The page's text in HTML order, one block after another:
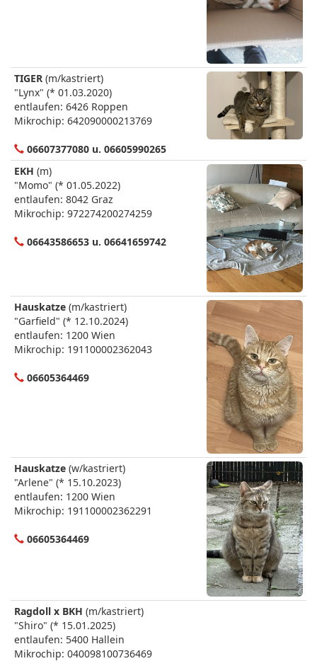
TIGER (m/kastriert)
"Lynx" (* 01.03.2020)
entlaufen: 6426 Roppen
Mikrochip: 642090000213769
06607377080 u. 06605990265
EKH (m)
"Momo" (* 01.05.2022)
entlaufen: 8042 Graz
Mikrochip: 972274200274259
06643586653 u. 06641659742
Hauskatze (m/kastriert)
"Garfield" (* 12.10.2024)
entlaufen: 1200 Wien
Mikrochip: 191100002362043
06605364469
Hauskatze (w/kastriert)
"Arlene" (* 15.10.2023)
entlaufen: 1200 Wien
Mikrochip: 191100002362291
06605364469
Ragdoll x BKH (m/kastriert)
"Shiro" (* 15.01.2025)
entlaufen: 5400 Hallein
Mikrochip: 040098100736469